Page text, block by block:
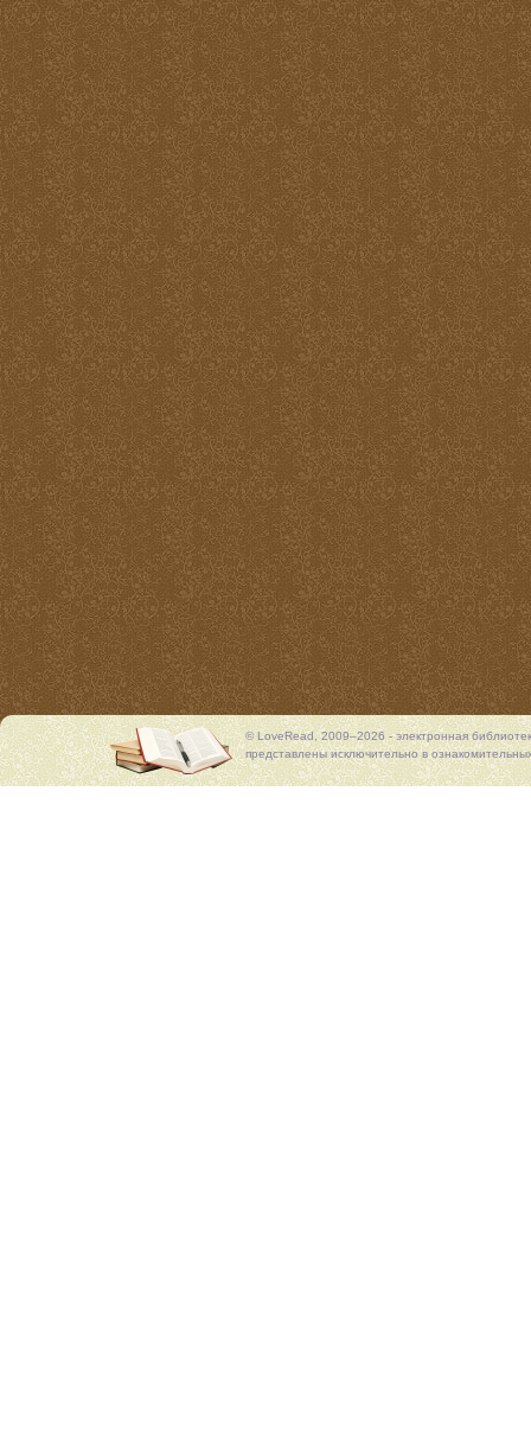
© LoveRead, 2009–2026 - электронная
представлены исключительно в